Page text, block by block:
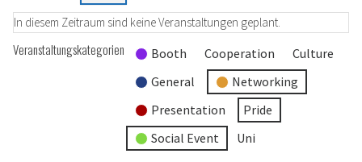
In diesem Zeitraum sind keine Veranstaltungen geplant.
Veranstaltungskategorien Booth Cooperation
Culture
General
Networking
Presentation
Pride
Social Event
Uni